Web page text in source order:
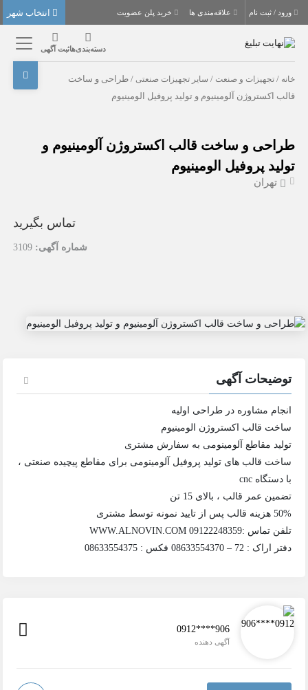
ورود / ثبت نام علاقه‌مندی ها خرید پلن عضویت
دسته‌بندی‌هاثبت آگهی
خانه /تجهیزات و صنعت / سایر تجهیزات صنعتی / طراحی و ساخت
قالب اکستروژن آلومینیوم و تولید پروفیل الومینیوم
طراحی و ساخت قالب اکستروژن آلومینیوم و
تولید پروفیل الومینیوم
تهران
تماس بگیرید
شماره آگهی: 3109
توضیحات آگهی
انجام مشاوره در طراحی اولیه
ساخت قالب اکستروژن الومینیوم
تولید مقاطع آلومینومی به سفارش مشتری
ساخت قالب های تولید پروفیل آلومینومی برای مقاطع پیچیده صنعتی ،
با دستگاه cnc
تضمین عمر قالب ، بالای 15 تن
50% هزینه قالب پس از تایید نمونه توسط مشتری
تلفن تماس :09122248359 WWW.ALNOVIN.COM
دفتر اراک : 72 – 08633554370 فکس : 08633554375
0912****906
آگهی دهنده